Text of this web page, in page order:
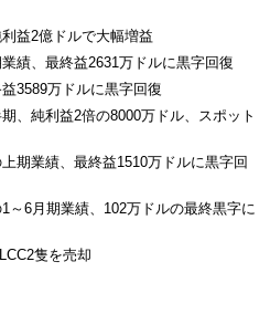
益2億ドルで大幅増益
績、最終益2631万ドルに黒字回復
3589万ドルに黒字回復
、純利益2倍の8000万ドル、スポット
期業績、最終益1510万ドルに黒字回
～6月期業績、102万ドルの最終黒字に
隻を売却